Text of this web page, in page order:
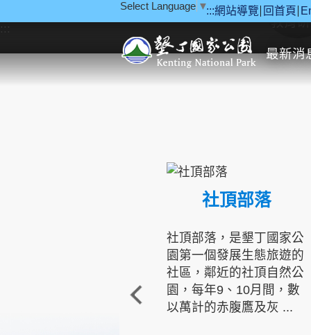
:::網站導覽 回首頁
Select Language ▼
最新消
::: 教育
社頂部落
社頂部落，是墾丁國家公
園第一個發展生態旅遊的
社區，鄰近的社頂自然公
園，每年9、10月間，數
以萬計的赤腹鷹及灰 ...